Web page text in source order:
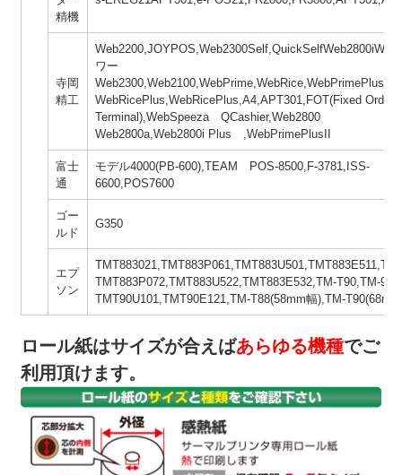
精機
寺岡
精工
ワー
Web2300,Web2100,WebPrime,WebRice,WebPrimePlus
WebRicePlus,WebRicePlus,A4,APT301,FOT(Fixed
Terminal),WebSpeeza QCashier,Web2800
Web2800a,Web2800i Plus ,WebPrimePlusII
富士
通
モデル4000(PB-600),TEAM POS-8500,F-3781,ISS-
6600,POS7600
ゴー
ルド
G350
エプ
ソン
TMT883P072,TMT883U522,TMT883E532,TM-T90,TM-90P
TMT90U101,TMT90E121,TM-T88(58mm幅),TM-
ロール紙はサイズが合えばあらゆる機種でご
利用頂けます。